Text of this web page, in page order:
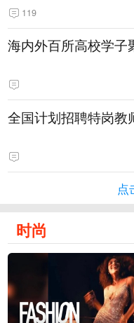
119
海内外百所高校学子
全国计划招聘特岗教
点
时尚